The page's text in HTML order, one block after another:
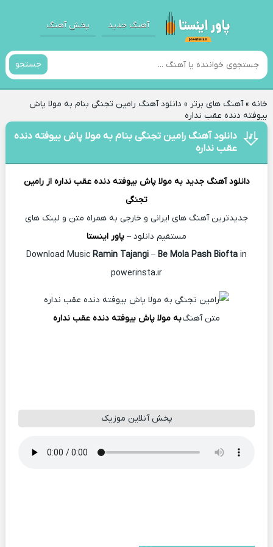
آهنگ جدید پخش آهنگ
جستجو
خانه»آهنگ های برتر » دانلود آهنگ رامین تجنگی بنام به مولا پاش
بیوفته دنده عقب نداره
دانلود آهنگ رامین تجنگی بنام به مولا پاش بیوفته دنده
عقب نداره
دانلود آهنگ جدید به مولا پاش بیوفته دنده عقب نداره ازرامین
تجنگی
جدیدترین آهنگ های ایرانی و خارجی به همراه متن و لینک های
مستقیم دانلود – پاور اینستا
Ramin Tajangi– Be Mola Pash Biofta in
powerinsta.ir
متن آهنگبه مولا پاش بیوفته دنده عقب نداره
پخش آنلاین موزیک